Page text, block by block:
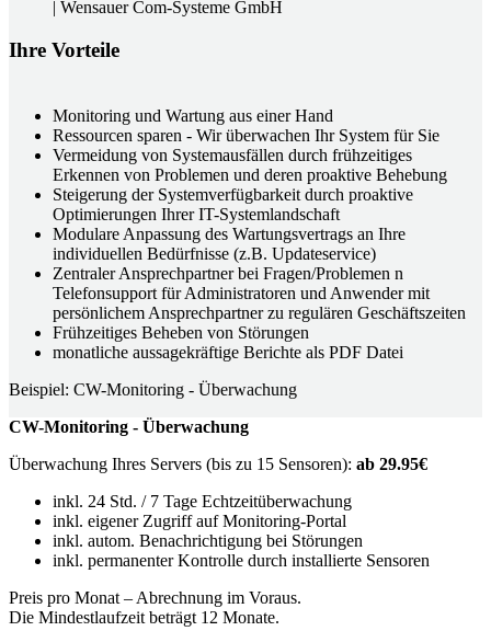
Ihre Vorteile
Monitoring und Wartung aus einer Hand
Ressourcen sparen - Wir überwachen Ihr System für Sie
Vermeidung von Systemausfällen durch frühzeitiges
Erkennen von Problemen und deren proaktive Behebung
Steigerung der Systemverfügbarkeit durch proaktive
Optimierungen Ihrer IT-Systemlandschaft
Modulare Anpassung des Wartungsvertrags an Ihre
individuellen Bedürfnisse (z.B. Updateservice)
Zentraler Ansprechpartner bei Fragen/Problemen n
Telefonsupport für Administratoren und Anwender mit
persönlichem Ansprechpartner zu regulären Geschäftszeiten
Frühzeitiges Beheben von Störungen
monatliche aussagekräftige Berichte als PDF Datei
Beispiel: CW-Monitoring - Überwachung
CW-Monitoring - Überwachung
Überwachung Ihres Servers (bis zu 15 Sensoren): ab 29.95€
inkl. 24 Std. / 7 Tage Echtzeitüberwachung
inkl. eigener Zugriff auf Monitoring-Portal
inkl. autom. Benachrichtigung bei Störungen
inkl. permanenter Kontrolle durch installierte Sensoren
Preis pro Monat – Abrechnung im Voraus.
Die Mindestlaufzeit beträgt 12 Monate.